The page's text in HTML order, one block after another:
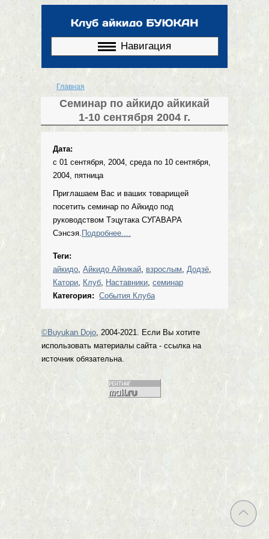
основному
Навигация
Вы здесь
Главная
Семинар по айкидо айкикай
1-10 сентября 2004 г.
Дата:
с 01 сентября, 2004, среда по 10 сентября,
2004, пятница
Приглашаем Вас и ваших товарищей
посетить семинар по Айкидо под
руководством Тэцутака СУГАВАРА
Сэнсэя. Подробнее....
Теги:
айкидо Айкидо Айкикай взрослым Додзё
Катори
Клуб Наставники семинар
Категория: События Клуба
©Buyukan Dojo , 2004-2021. Если Вы хотите
использовать материалы сайта - ссылка на
источник обязательна.